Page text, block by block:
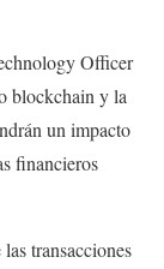
Officer
blockchain y la
un impacto
financieros
transacciones